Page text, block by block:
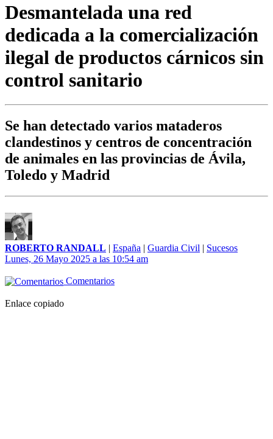
Desmantelada una red
dedicada a la comercialización
ilegal de productos cárnicos sin
control sanitario
Se han detectado varios mataderos
clandestinos y centros de concentración
de animales en las provincias de Ávila,
Toledo y Madrid
ROBERTO RANDALL | España | Guardia Civil | Sucesos
Lunes, 26 Mayo 2025 a las 10:54 am
Comentarios
Enlace copiado